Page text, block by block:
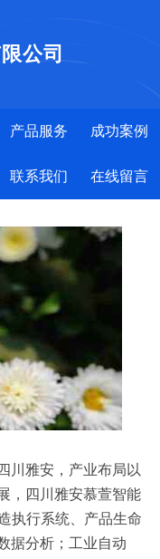
公司
产品服务 成功案例
联系我们 在线留言
川雅安，产业布局以
，四川雅安慕萱智能
执行系统、产品生命
据分析；工业自动